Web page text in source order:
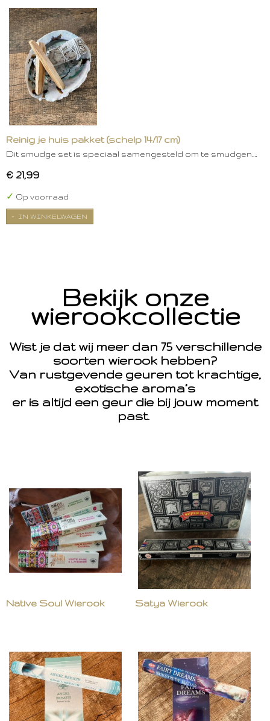
Reinig je huis pakket (schelp 14/17 cm)
Dit smudge set is speciaal samengesteld om te smudgen.…
€ 21,99
✓ Op voorraad
IN WINKELWAGEN
Bekijk onze
wierookcollectie
Wist je dat wij meer dan 75 verschillende
soorten wierook hebben?
Van rustgevende geuren tot krachtige,
exotische aroma’s
er is altijd een geur die bij jouw moment
past.
Native Soul Wierook Satya Wierook